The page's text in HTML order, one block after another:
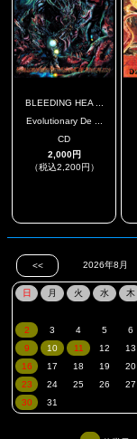
BLEEDING HEA ...
Evolutionary De ...
CD
2,000円
（税込2,200円）